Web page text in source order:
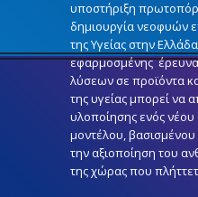
υποστήριξη
δημιουργία νεοφυών
της Υγείας στην
εφαρμοσμένης
λύσεων σε προϊόντα
της υγείας μπορεί να
υλοποίησης ενός νέου
μοντέλου,
την αξιοποίηση του
της χώρας που